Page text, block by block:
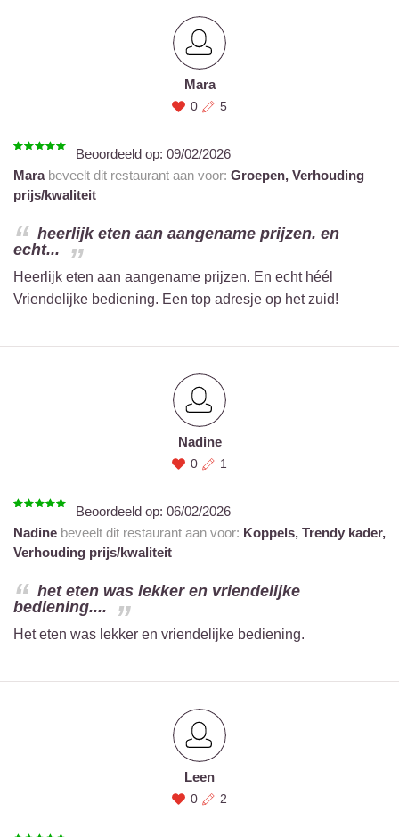
Mara
0 5
Beoordeeld op: 09/02/2026
Marabeveelt dit restaurant aan voor: Groepen, Verhouding
prijs/kwaliteit
heerlijk eten aan aangename prijzen. en
echt...
Heerlijk eten aan aangename prijzen. En echt héél
Vriendelijke bediening. Een top adresje op het zuid!
Nadine
0 1
Beoordeeld op: 06/02/2026
Nadine beveelt dit restaurant aan voor: Koppels, Trendy kader,
Verhouding prijs/kwaliteit
het eten was lekker en vriendelijke
bediening....
Het eten was lekker en vriendelijke bediening.
Leen
0 2